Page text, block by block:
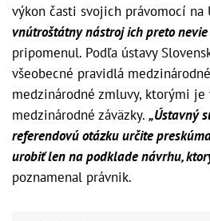
výkon časti svojich právomocí na
vnútroštátny nástroj ich preto
pripomenul. Podľa ústavy
všeobecné pravidlá
medzinárodné zmluvy, ktorými je
medzinárodné záväzky. „Ústavný
referendovú otázku určite
urobiť len na podklade návrhu,
poznamenal právnik.